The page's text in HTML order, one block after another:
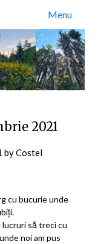
Menu
2021
byCostel
cu bucurie unde
să treci cu
noi am pus